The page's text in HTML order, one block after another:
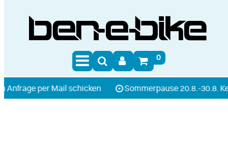
0
per Mail schicken Sommerpause 20.8.-30.8. Kein